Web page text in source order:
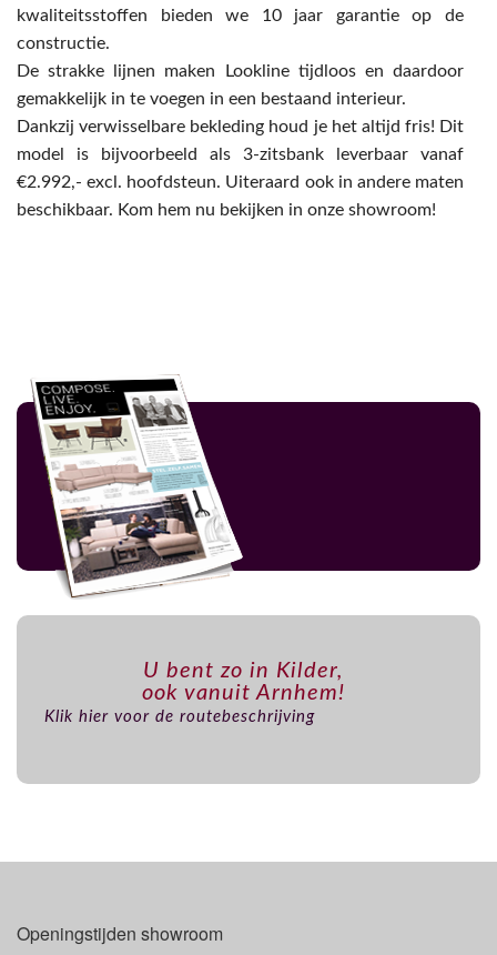
kwaliteitsstoffen bieden we 10 jaar garantie op de
constructie.
De strakke lijnen maken Lookline tijdloos en daardoor
gemakkelijk in te voegen in een bestaand interieur.
Dankzij verwisselbare bekleding houd je het altijd fris! Dit
model is bijvoorbeeld als 3-zitsbank leverbaar vanaf
€2.992,- excl. hoofdsteun. Uiteraard ook in andere maten
beschikbaar. Kom hem nu bekijken in onze showroom!
U bent zo in Kilder,
ook vanuit Arnhem!
Klik hier voor de routebeschrijving
Openingstijden showroom